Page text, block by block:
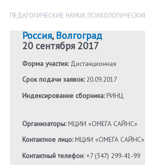
ПЕДАГОГИЧЕСКИЕ НАУКИ,
Россия,Волгоград
20 сентября 2017
Форма участия:Дистанционная
Срок подачи заявок:20.09.2017
Индексирование сборника:РИНЦ
Организаторы:МЦИИ «ОМЕГА САЙНС»
Контактное лицо:МЦИИ «ОМЕГА САЙНС»
Контактный телефон: +7 (347) 299-41-99